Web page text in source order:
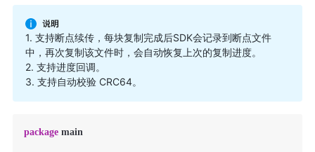
1. 支持断点续传，每块复制完成后SDK会记录到断点文件
中，再次复制该文件时，会自动恢复上次的复制进度。
2. 支持进度回调。
3. 支持自动校验 CRC64。
package main